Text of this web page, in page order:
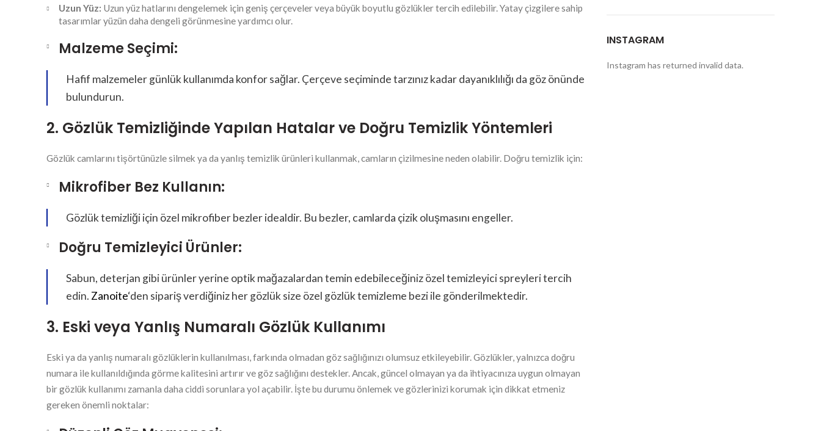
Uzun Yüz: Uzun yüz hatlarını dengelemek için geniş çerçeveler veya büyük boyutlu gözlükler tercih edilebilir. Yatay çizgilere sahip
tasarımlar yüzün daha dengeli görünmesine yardımcı olur.
Malzeme Seçimi:
Hafif malzemeler günlük kullanımda konfor sağlar. Çerçeve seçiminde tarzınız kadar dayanıklılığı da göz önünde
bulundurun.
2. Gözlük Temizliğinde Yapılan Hatalar ve Doğru Temizlik Yöntemleri
Gözlük camlarını tişörtünüzle silmek ya da yanlış temizlik ürünleri kullanmak, camların çizilmesine neden olabilir. Doğru temizlik için:
Mikrofiber Bez Kullanın:
Gözlük temizliği için özel mikrofiber bezler idealdir. Bu bezler, camlarda çizik oluşmasını engeller.
Doğru Temizleyici Ürünler:
Sabun, deterjan gibi ürünler yerine optik mağazalardan temin edebileceğiniz özel temizleyici spreyleri tercih
edin. Zanoite‘den sipariş verdiğiniz her gözlük size özel gözlük temizleme bezi ile gönderilmektedir.
3. Eski veya Yanlış Numaralı Gözlük Kullanımı
Eski ya da yanlış numaralı gözlüklerin kullanılması, farkında olmadan göz sağlığınızı olumsuz etkileyebilir. Gözlükler, yalnızca doğru
numara ile kullanıldığında görme kalitesini artırır ve göz sağlığını destekler. Ancak, güncel olmayan ya da ihtiyacınıza uygun olmayan
bir gözlük kullanımı zamanla daha ciddi sorunlara yol açabilir. İşte bu durumu önlemek ve gözlerinizi korumak için dikkat etmeniz
gereken önemli noktalar:
INSTAGRAM
Instagram has returned invalid data.